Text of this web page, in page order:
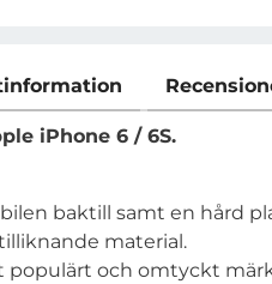
iPhone 6 / 6S.
baktill samt en hård
material.
populärt och omtyckt